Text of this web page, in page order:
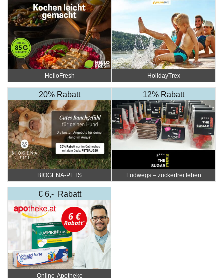
HelloFresh HolidayTrex
20% Rabatt
BIOGENA-PETS
12% Rabatt
Ludwegs – zuckerfrei leben
€ 6,- Rabatt
Online‑Apotheke